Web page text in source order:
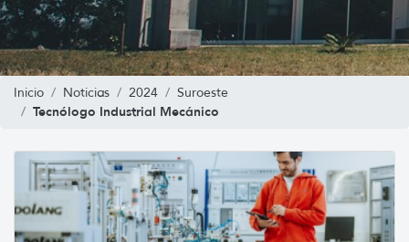
Inicio Noticias 2024 Suroeste
Tecnólogo Industrial Mecánico